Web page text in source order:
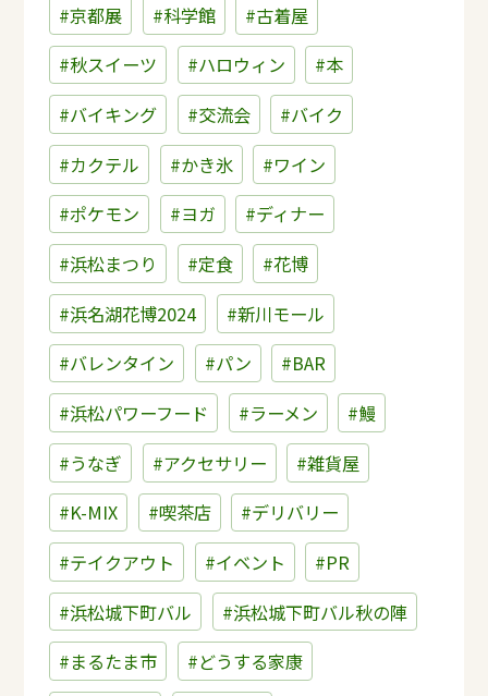
#京都展
#科学館
#古着屋
#秋スイーツ
#ハロウィン
#本
#バイキング
#交流会
#バイク
#カクテル
#かき氷
#ワイン
#ポケモン
#ヨガ
#ディナー
#浜松まつり
#定食
#花博
#浜名湖花博2024
#新川モール
#バレンタイン
#パン
#BAR
#浜松パワーフード
#ラーメン
#鰻
#うなぎ
#アクセサリー
#雑貨屋
#K-MIX
#喫茶店
#デリバリー
#テイクアウト
#イベント
#PR
#浜松城下町バル
#浜松城下町バル秋の陣
#まるたま市
#どうする家康